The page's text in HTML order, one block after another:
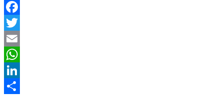
Facebook
Twitter
Email
WhatsApp
LinkedIn